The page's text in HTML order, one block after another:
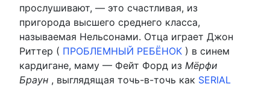
прослушивают, — это счастливая, из
пригорода высшего среднего класса,
называемая Нельсонами. Отца играет Джон
Риттер ( ПРОБЛЕМНЫЙ РЕБЁНОК ) в синем
кардигане, маму — Фейт Форд из Мёрфи
Браун , выглядящая точь-в-точь как SERIAL